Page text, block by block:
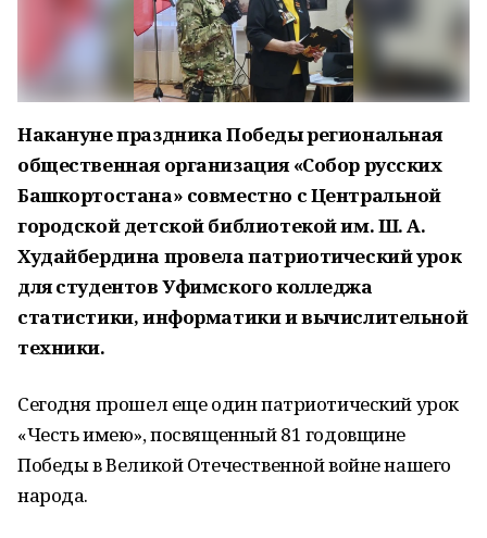
Накануне праздника Победы региональная
общественная организация «Собор русских
Башкортостана» совместно с Центральной
городской детской библиотекой им. Ш. А.
Худайбердина провела патриотический урок
для студентов Уфимского колледжа
статистики, информатики и вычислительной
техники.
Сегодня прошел еще один патриотический урок
«Честь имею», посвященный 81 годовщине
Победы в Великой Отечественной войне нашего
народа.